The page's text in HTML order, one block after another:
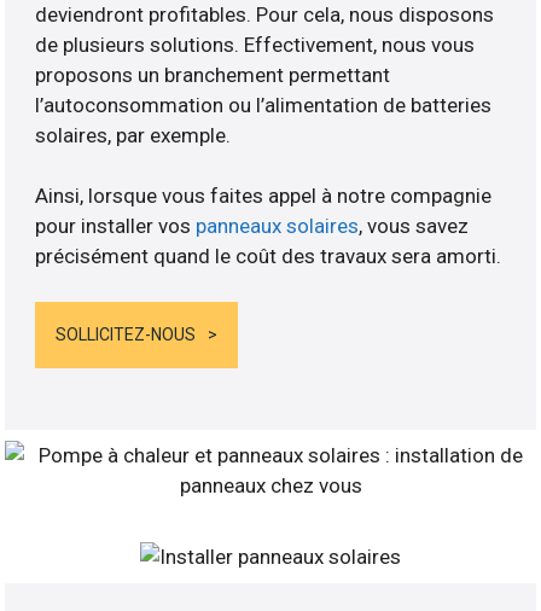
deviendront profitables. Pour cela, nous disposons
de plusieurs solutions. Effectivement, nous vous
proposons un branchement permettant
l’autoconsommation ou l’alimentation de batteries
solaires, par exemple.
Ainsi, lorsque vous faites appel à notre compagnie
pour installer vos panneaux solaires, vous savez
précisément quand le coût des travaux sera amorti.
SOLLICITEZ-NOUS